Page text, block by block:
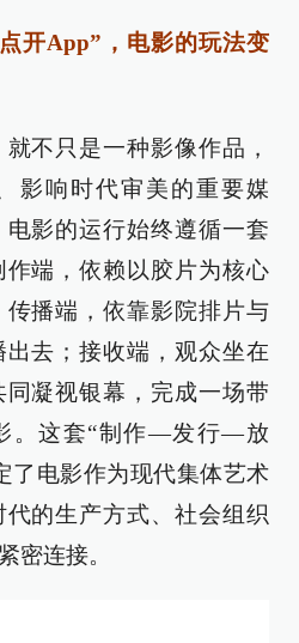
开App”，电影的玩法变
不只是一种影像作品，
影响时代审美的重要媒
影的运行始终遵循一套
端，依赖以胶片为核心
播端，依靠影院排片与
去；接收端，观众坐在
凝视银幕，完成一场带
。这套“制作—发行—放
了电影作为现代集体艺术
的生产方式、社会组织
密连接。